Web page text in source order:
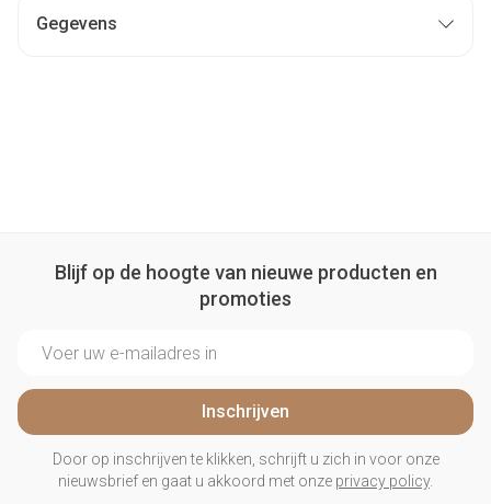
Gegevens
Blijf op de hoogte van nieuwe producten en
promoties
Inschrijven
Door op inschrijven te klikken, schrijft u zich in voor onze
nieuwsbrief en gaat u akkoord met onze privacy policy.